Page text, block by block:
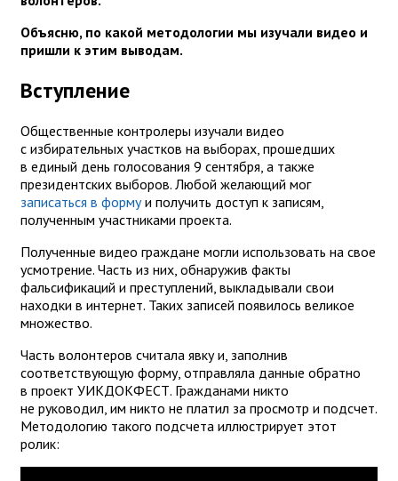
Объясню, по какой методологии мы изучали видео и
пришли к этим выводам.
Вступление
Общественные контролеры изучали видео
с избирательных участков на выборах, прошедших
в единый день голосования 9 сентября, а также
президентских выборов. Любой желающий мог
записаться в формуи получить доступ к записям,
полученным участниками проекта.
Полученные видео граждане могли использовать на свое
усмотрение. Часть из них, обнаружив факты
фальсификаций и преступлений, выкладывали свои
находки в интернет. Таких записей появилось великое
множество.
Часть волонтеров считала явку и, заполнив
соответствующую форму, отправляла данные обратно
в проект УИКДОКФЕСТ. Гражданами никто
не руководил, им никто не платил за просмотр и подсчет.
Методологию такого подсчета иллюстрирует этот
ролик: